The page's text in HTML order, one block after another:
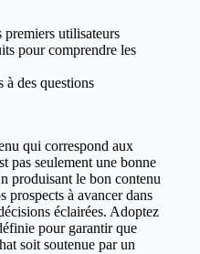
premiers utilisateurs
pour comprendre les
à des questions
qui correspond aux
pas seulement une bonne
produisant le bon contenu
prospects à avancer dans
éclairées. Adoptez
pour garantir que
soit soutenue par un